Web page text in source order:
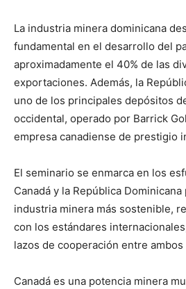
La industria minera dominicana
fundamental en el desarrollo del
aproximadamente el 40% de las
exportaciones. Además, la
uno de los principales depósitos
occidental, operado por Barrick
empresa canadiense de prestigio
El seminario se enmarca en los
Canadá y la República
industria minera más sostenible,
con los estándares
lazos de cooperación entre ambos
Canadá es una potencia minera